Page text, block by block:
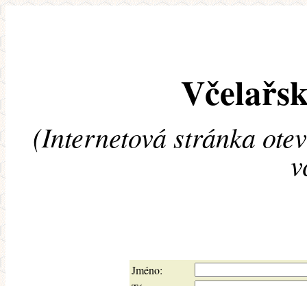
(Internetová stránka
Jméno: